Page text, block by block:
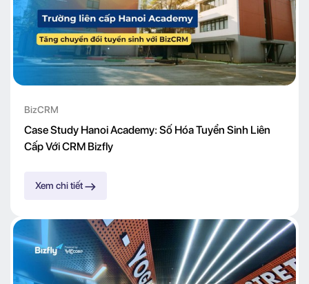
BizCRM
Case Study Hanoi Academy: Số Hóa Tuyển Sinh Liên
Cấp Với CRM Bizfly
Xem chi tiết